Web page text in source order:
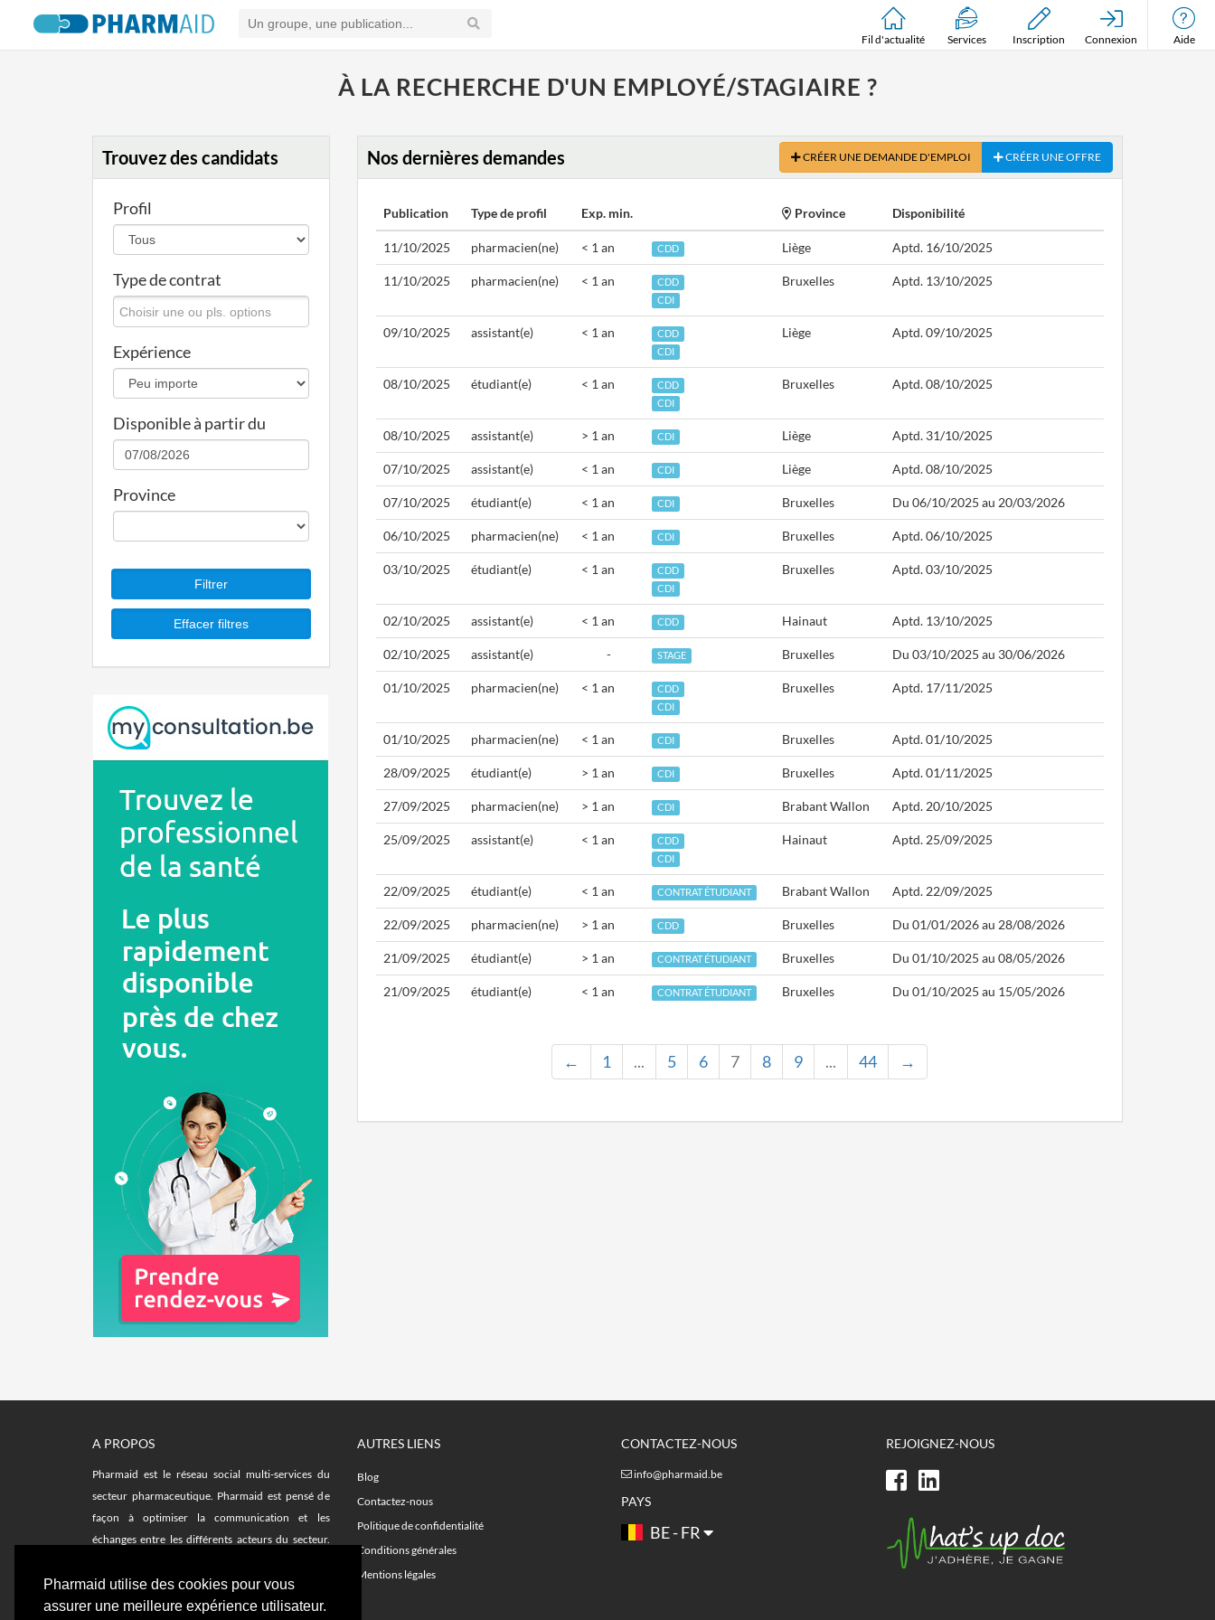
Pharmaid utilise des cookies pour vous
assurer une meilleure expérience utilisateur.
Fil d'actualité Services Inscription Connexion Aide
À LA RECHERCHE D'UN EMPLOYÉ/STAGIAIRE ?
Trouvez des candidats
Profil
Type de contrat
Expérience
Disponible à partir du
Province
Nos dernières demandes CRÉER UNE DEMANDE D'EMPLOI CRÉER UNE OFFRE
Publication Type de profil Exp. min. Province Disponibilité
11/10/2025 pharmacien(ne) < 1 an CDD Liège Aptd. 16/10/2025
11/10/2025 pharmacien(ne) < 1 an
CDD
CDI
Bruxelles Aptd. 13/10/2025
09/10/2025 assistant(e) < 1 an
CDD
CDI
Liège Aptd. 09/10/2025
08/10/2025 étudiant(e) < 1 an
CDD
CDI
Bruxelles Aptd. 08/10/2025
08/10/2025 assistant(e) > 1 an CDI Liège Aptd. 31/10/2025
07/10/2025 assistant(e) < 1 an CDI Liège Aptd. 08/10/2025
07/10/2025 étudiant(e) < 1 an CDI Bruxelles Du 06/10/2025 au 20/03/2026
06/10/2025 pharmacien(ne) < 1 an CDI Bruxelles Aptd. 06/10/2025
03/10/2025 étudiant(e) < 1 an
CDD
CDI
Bruxelles Aptd. 03/10/2025
02/10/2025 assistant(e) < 1 an CDD Hainaut Aptd. 13/10/2025
02/10/2025 assistant(e) - STAGE Bruxelles Du 03/10/2025 au 30/06/2026
01/10/2025 pharmacien(ne) < 1 an
CDD
CDI
Bruxelles Aptd. 17/11/2025
01/10/2025 pharmacien(ne) < 1 an CDI Bruxelles Aptd. 01/10/2025
28/09/2025 étudiant(e) > 1 an CDI Bruxelles Aptd. 01/11/2025
27/09/2025 pharmacien(ne) > 1 an CDI Brabant Wallon Aptd. 20/10/2025
25/09/2025 assistant(e) < 1 an
CDD
CDI
Hainaut Aptd. 25/09/2025
22/09/2025 étudiant(e) < 1 an CONTRAT ÉTUDIANT Brabant Wallon Aptd. 22/09/2025
22/09/2025 pharmacien(ne) > 1 an CDD Bruxelles Du 01/01/2026 au 28/08/2026
21/09/2025 étudiant(e) > 1 an CONTRAT ÉTUDIANT Bruxelles Du 01/10/2025 au 08/05/2026
21/09/2025 étudiant(e) < 1 an CONTRAT ÉTUDIANT Bruxelles Du 01/10/2025 au 15/05/2026
← 1 ... 5 6 7 8 9 ... 44 →
A PROPOS
Pharmaid est le réseau social multi-services du
secteur pharmaceutique. Pharmaid est pensé de
façon à optimiser la communication et les
échanges entre les différents acteurs du secteur.
les plateformes d'emplois, remplacements,
formations et notre annuaire de délégués.
AUTRES LIENS
Blog
Contactez-nous
Politique de confidentialité
Conditions générales
Mentions légales
CONTACTEZ-NOUS
info@pharmaid.be
PAYS
BE - FR
REJOIGNEZ-NOUS